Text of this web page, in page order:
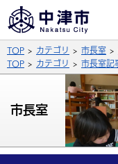
拡大
公式SNS
X
サイト内検索
TOP カテゴリ 市長室
TOP
カテゴリ 市長室記
市長室